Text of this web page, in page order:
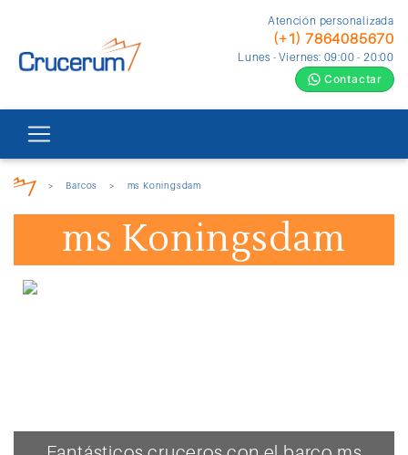
Atención personalizada
(+1) 7864085670
Lunes - Viernes: 09:00 - 20:00
Contactar
> Barcos > ms Koningsdam
ms Koningsdam